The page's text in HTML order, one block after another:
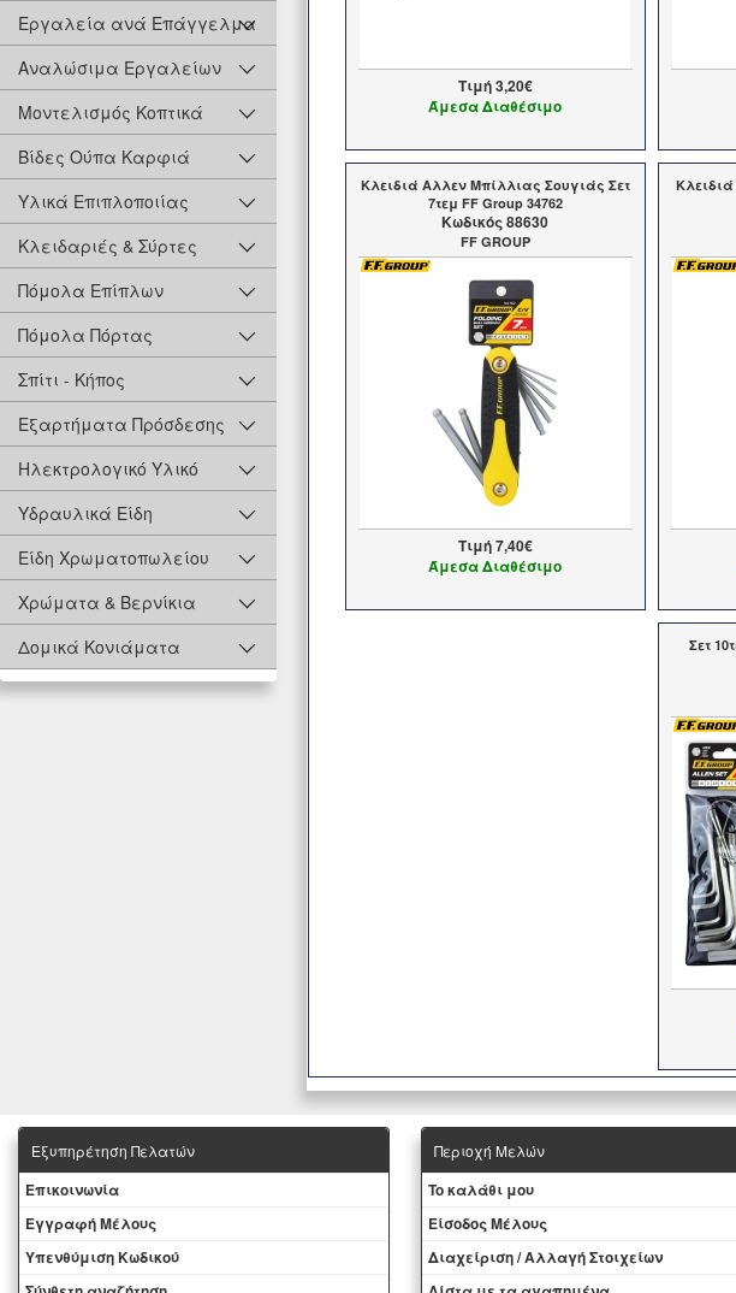
Εργαλεία ανά Επάγγελμα
Αναλώσιμα Εργαλείων
Μοντελισμός Κοπτικά
Βίδες Ούπα Καρφιά
Υλικά Επιπλοποιίας
Κλειδαριές & Σύρτες
Πόμολα Επίπλων
Πόμολα Πόρτας
Σπίτι - Κήπος
Εξαρτήματα Πρόσδεσης
Ηλεκτρολογικό Υλικό
Υδραυλικά Είδη
Είδη Χρωματοπωλείου
Χρώματα & Βερνίκια
Δομικά Κονιάματα
Τιμή3,20€
Άμεσα Διαθέσιμο
Κλειδιά Αλλεν Μπίλλιας Σουγιάς Σετ
7τεμ FF Group 34762
Kωδικός 88630
FF GROUP
Τιμή7,40€
Άμεσα Διαθέσιμο
Σετ
Εξυπηρέτηση Πελατών
Eπικοινωνία
Εγγραφή Μέλους
Yπενθύμιση Κωδικού
Περιοχή Mελών
To καλάθι μου
Eίσοδος Μέλους
Διαχείριση / Aλλαγή Στοιχείων